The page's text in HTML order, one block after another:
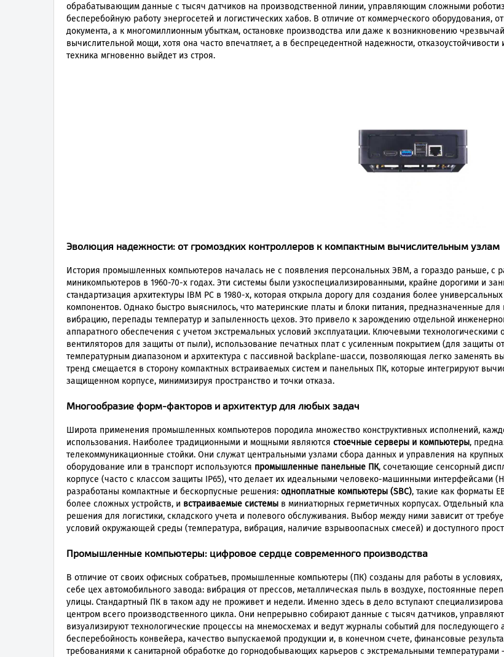
обрабатывающим данные с тысяч датчиков на производственной линии, управляющим сложными
бесперебойную работу энергосетей и логистических хабов. В отличие от коммерческого оборудования,
документа, а к многомиллионным убыткам, остановке производства или даже к возникновению
вычислительной мощи, хотя она часто впечатляет, а в беспрецедентной надежности,
техника мгновенно выйдет из строя.
Эволюция надежности: от громоздких контроллеров к компактным вычислительным узлам
История промышленных компьютеров началась не с появления персональных ЭВМ, а гораздо раньше, с
миникомпьютеров в 1960-70-х годах. Эти системы были узкоспециализированными, крайне дорогими и
стандартизация архитектуры IBM PC в 1980-х, которая открыла дорогу для создания более
компонентов. Однако быстро выяснилось, что материнские платы и блоки питания, предназначенные
вибрацию, перепады температур и запыленность цехов. Это привело к зарождению отдельной
аппаратного обеспечения с учетом экстремальных условий эксплуатации. Ключевыми
вентиляторов для защиты от пыли), использование печатных плат с усиленным покрытием (для защиты
температурным диапазоном и архитектура с пассивной backplane-шасси, позволяющая легко заменять
тренд смещается в сторону компактных встраиваемых систем и панельных ПК, которые интегрируют
защищенном корпусе, минимизируя пространство и точки отказа.
Многообразие форм-факторов и архитектур для любых задач
Широта применения промышленных компьютеров породила множество конструктивных исполнений,
использования. Наиболее традиционными и мощными являются стоечные серверы и компьютеры,
телекоммуникационные стойки. Они служат центральными узлами сбора данных и управления на
оборудование или в транспорт используются промышленные панельные ПК, сочетающие сенсорный
корпусе (часто с классом защиты IP65), что делает их идеальными человеко-машинными интерфейсами
разработаны компактные и бескорпусные решения: одноплатные компьютеры (SBC), такие как форматы
более сложных устройств, и встраиваемые системы в миниатюрных герметичных корпусах. Отдельный
решения для логистики, складского учета и полевого обслуживания. Выбор между ними зависит от
условий окружающей среды (температура, вибрация, наличие взрывоопасных смесей) и доступного
Промышленные компьютеры: цифровое сердце современного производства
В отличие от своих офисных собратьев, промышленные компьютеры (ПК) созданы для работы в условиях,
себе цех автомобильного завода: вибрация от прессов, металлическая пыль в воздухе, постоянные
улицы. Стандартный ПК в таком аду не проживет и недели. Именно здесь в дело вступают
центром всего производственного цикла. Они непрерывно собирают данные с тысяч датчиков,
визуализируют технологические процессы на мнемосхемах и ведут журналы событий для
бесперебойность конвейера, качество выпускаемой продукции и, в конечном счете, финансовые
требованиями к санитарной обработке до горнодобывающих карьеров с экстремальными